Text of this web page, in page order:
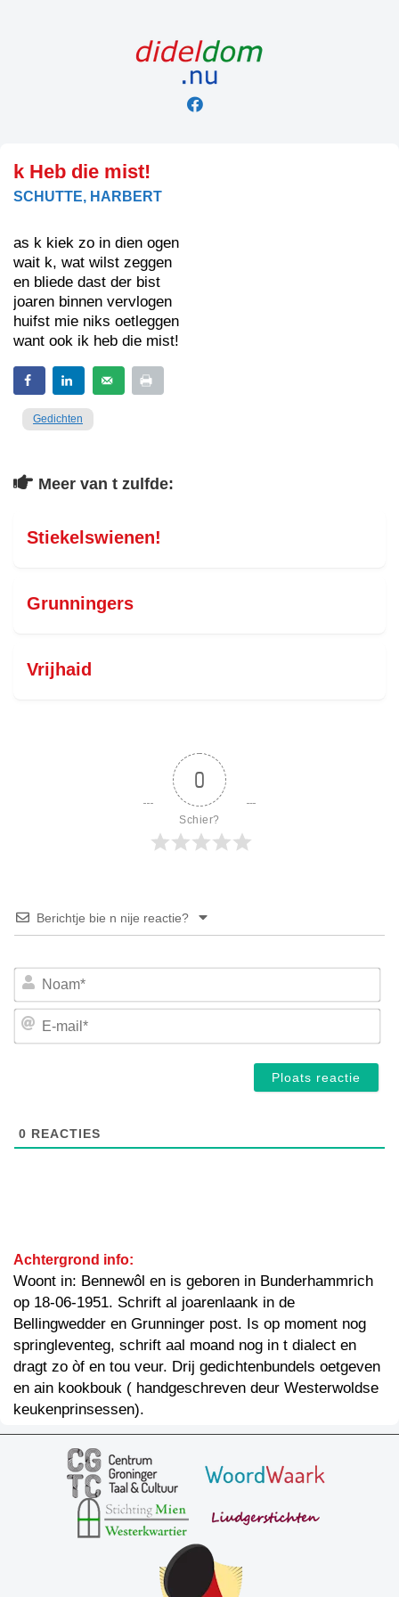
k Heb die mist!
SCHUTTE, HARBERT
as k kiek zo in dien ogen
wait k, wat wilst zeggen
en bliede dast der bist
joaren binnen vervlogen
huifst mie niks oetleggen
want ook ik heb die mist!
Gedichten
Meer van t zulfde:
Stiekelswienen!
Grunningers
Vrijhaid
0
Schier?
Berichtje bie n nije reactie?
E-
0 REACTIES
Achtergrond info:
Woont in: Bennewôl en is geboren in Bunderhammrich
op 18-06-1951. Schrift al joarenlaank in de
Bellingwedder en Grunninger post. Is op moment nog
springleventeg, schrift aal moand nog in t dialect en
dragt zo òf en tou veur. Drij gedichtenbundels oetgeven
en ain kookbouk ( handgeschreven deur Westerwoldse
keukenprinsessen).